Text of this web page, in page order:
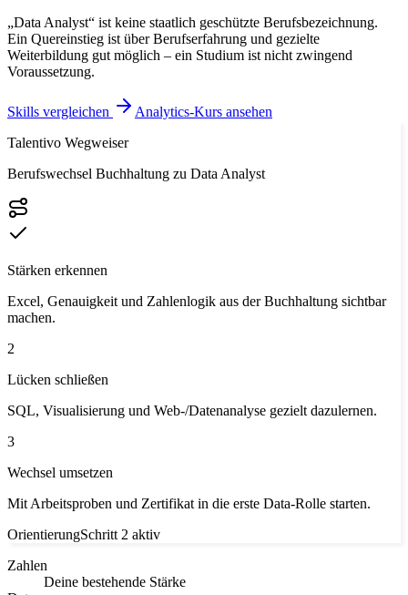
„Data Analyst“ ist keine staatlich geschützte Berufsbezeichnung.
Ein Quereinstieg ist über Berufserfahrung und gezielte
Weiterbildung gut möglich – ein Studium ist nicht zwingend
Voraussetzung.
Skills vergleichen
Analytics-Kurs ansehen
Talentivo Wegweiser
Berufswechsel Buchhaltung zu Data Analyst
Stärken erkennen
Excel, Genauigkeit und Zahlenlogik aus der Buchhaltung sichtbar
machen.
2
Lücken schließen
SQL, Visualisierung und Web-/Datenanalyse gezielt dazulernen.
3
Wechsel umsetzen
Mit Arbeitsproben und Zertifikat in die erste Data-Rolle starten.
OrientierungSchritt 2 aktiv
Zahlen
Deine bestehende Stärke